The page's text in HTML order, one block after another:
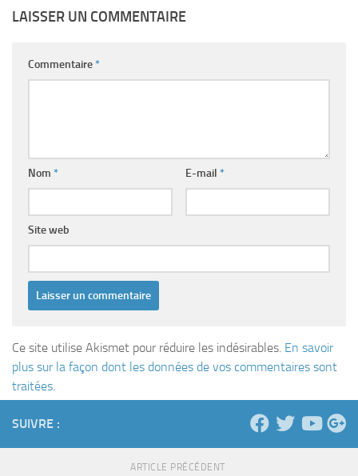
LAISSER UN COMMENTAIRE
Commentaire*
Nom * E-mail *
Site web
Ce site utilise Akismet pour réduire les indésirables. En savoir
plus sur la façon dont les données de vos commentaires sont
traitées.
SUIVRE :
ARTICLE PRÉCÉDENT